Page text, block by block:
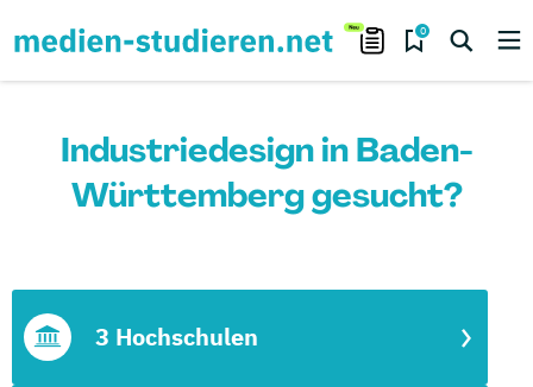
0
Industriedesign in Baden-
Württemberg gesucht?
3 Hochschulen